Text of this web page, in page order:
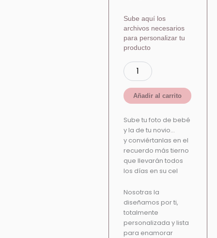
Sube aquí los
archivos necesarios
para personalizar tu
producto
Añadir al carrito
Sube tu foto de bebé
y la de tu novio…
y conviértanlas en el
recuerdo más tierno
que llevarán todos
los días en su cel
Nosotras la
diseñamos por ti,
totalmente
personalizada y lista
para enamorar